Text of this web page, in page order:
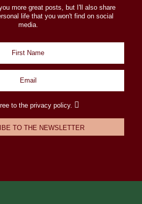
more great posts, but I'll also share
life that you won't find on social
media.
to the privacy policy.
TO THE NEWSLETTER